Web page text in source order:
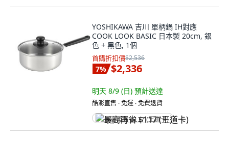
YOSHIKAWA 吉川 單柄鍋 IH對應
COOK LOOK BASIC 日本製 20cm, 銀
色 + 黑色, 1個
首購折扣價$2,536
7% $2,336
明天 8/9 (日) 預計送達
酷澎直售 ∙ 免運 ∙ 免費退貨
最高再省 $117 (王道卡)